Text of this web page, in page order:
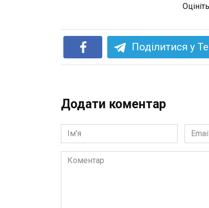
Поділитися у
Додати коментар
Ім'я
*
Email
*
Коментар